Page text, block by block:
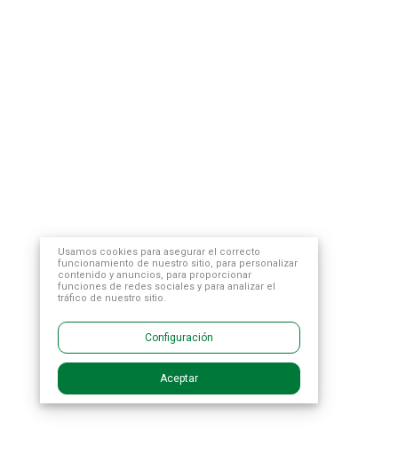
Usamos cookies para asegurar el correcto
funcionamiento de nuestro sitio, para personalizar
contenido y anuncios, para proporcionar
funciones de redes sociales y para analizar el
tráfico de nuestro sitio.
Configuración
Aceptar